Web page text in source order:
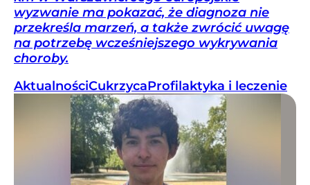
wyzwanie ma pokazać, że diagnoza nie
przekreśla marzeń, a także zwrócić uwagę
na potrzebę wcześniejszego wykrywania
choroby.
AktualnościCukrzycaProfilaktyka i leczenie